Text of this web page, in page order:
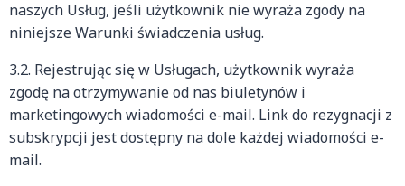
naszych Usług, jeśli użytkownik nie wyraża zgody na
niniejsze Warunki świadczenia usług.
3.2. Rejestrując się w Usługach, użytkownik wyraża
zgodę na otrzymywanie od nas biuletynów i
marketingowych wiadomości e-mail. Link do rezygnacji z
subskrypcji jest dostępny na dole każdej wiadomości e-
mail.